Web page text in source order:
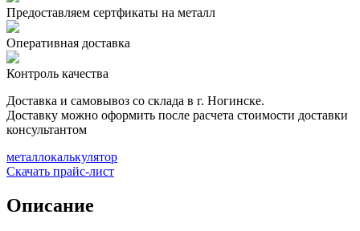
Предоставляем сертфикаты на металл
Оперативная доставка
Контроль качества
Доставка и самовывоз со склада в г. Ногинске.
Доставку можно оформить после расчета стоимости доставки
консультантом
металлокалькулятор
Скачать прайс-лист
Описание